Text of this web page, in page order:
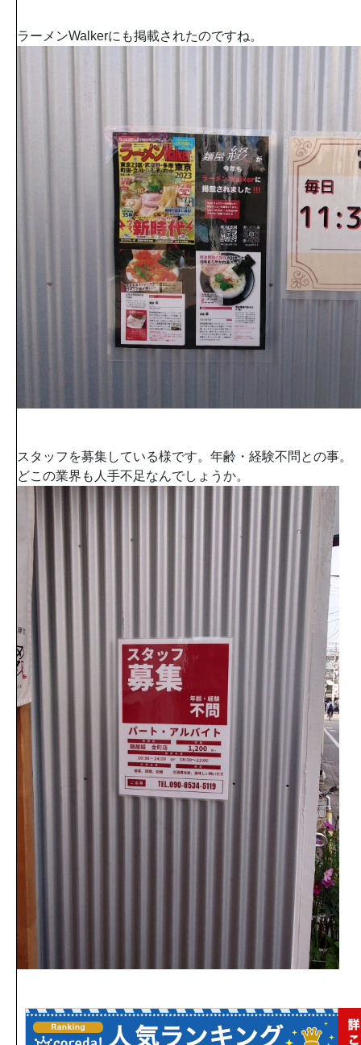
ラーメンWalkerにも掲載されたのですね。
スタッフを募集している様です。年齢・経験不問との事。
どこの業界も人手不足なんでしょうか。